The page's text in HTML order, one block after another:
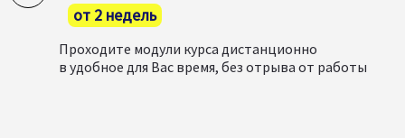
от 2 недель
Проходите модули курса дистанционно
в удобное для Вас время, без отрыва от работы